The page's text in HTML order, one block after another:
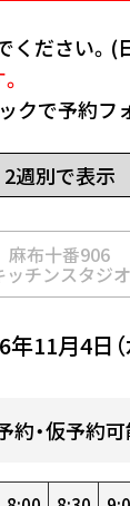
ください。(
クで予約フ
2週別で表示
麻布十番906
ッチンスタジオ
年11月4日（
・仮予約可